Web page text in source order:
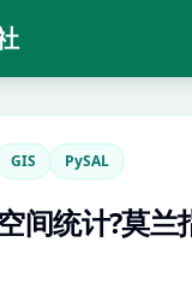
GIS PySAL
间统计?莫兰